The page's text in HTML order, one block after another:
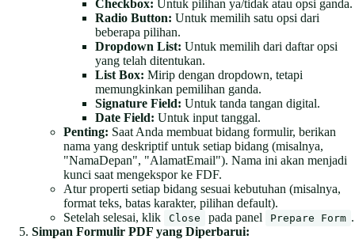
Checkbox: Untuk pilihan ya/tidak atau opsi ganda.
Radio Button: Untuk memilih satu opsi dari
beberapa pilihan.
Dropdown List: Untuk memilih dari daftar opsi
yang telah ditentukan.
List Box: Mirip dengan dropdown, tetapi
memungkinkan pemilihan ganda.
Signature Field: Untuk tanda tangan digital.
Date Field: Untuk input tanggal.
Penting: Saat Anda membuat bidang formulir, berikan
nama yang deskriptif untuk setiap bidang (misalnya,
"NamaDepan", "AlamatEmail"). Nama ini akan menjadi
kunci saat mengekspor ke FDF.
Atur properti setiap bidang sesuai kebutuhan (misalnya,
format teks, batas karakter, pilihan default).
Setelah selesai, klik
Close pada panel Prepare Form .
Simpan Formulir PDF yang Diperbarui: